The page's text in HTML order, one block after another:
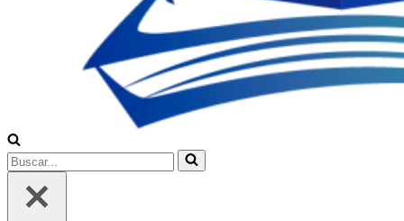
Buscar...